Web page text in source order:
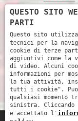
Home
Storia
Prodotti
News
Contatti
QUESTO SITO
PARTI
Questo sito
tecnici per la
cookie di terze
aggiuntivi come la
di video. Alcuni
informazioni per
la tua attività,
tutti i cookie".
qualsiasi momento
sinistra. Cliccando
e accettato l'